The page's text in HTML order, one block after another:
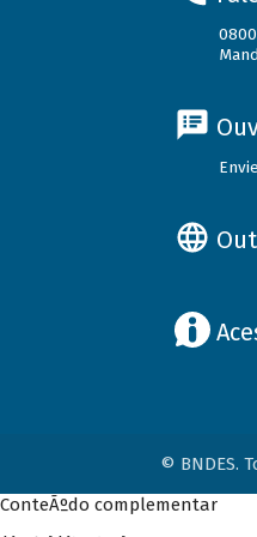
© BNDES.
ConteÃºdo complementar